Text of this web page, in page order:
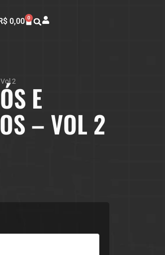
0,00 0
2 E
– VOL 2